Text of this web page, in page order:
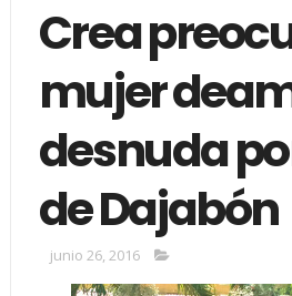
Crea
mujer
desnuda
de Dajabón
junio 26, 2016